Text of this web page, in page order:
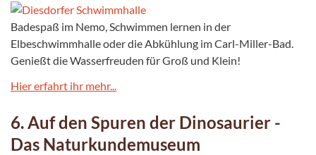
Badespaß im Nemo, Schwimmen lernen in der
Elbeschwimmhalle oder die Abkühlung im Carl-Miller-Bad.
Genießt die Wasserfreuden für Groß und Klein!
Hier erfahrt ihr mehr...
6. Auf den Spuren der Dinosaurier -
Das Naturkundemuseum